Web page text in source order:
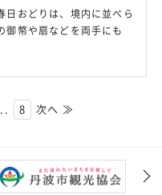
日おどりは、境内に並べら
御幣や扇などを両手にも
8 次へ ≫